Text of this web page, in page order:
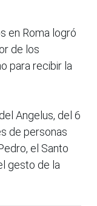
en Roma logró
de los
para recibir la
Angelus, del 6
de personas
el Santo
gesto de la